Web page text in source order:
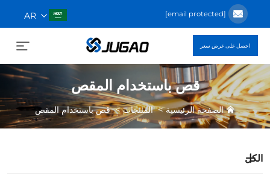
[email protected]
AR
احصل على عرض سعر
قص باستخدام المقص
الصفحة الرئيسية>المنتجات>قص باستخدام المقص
الكل